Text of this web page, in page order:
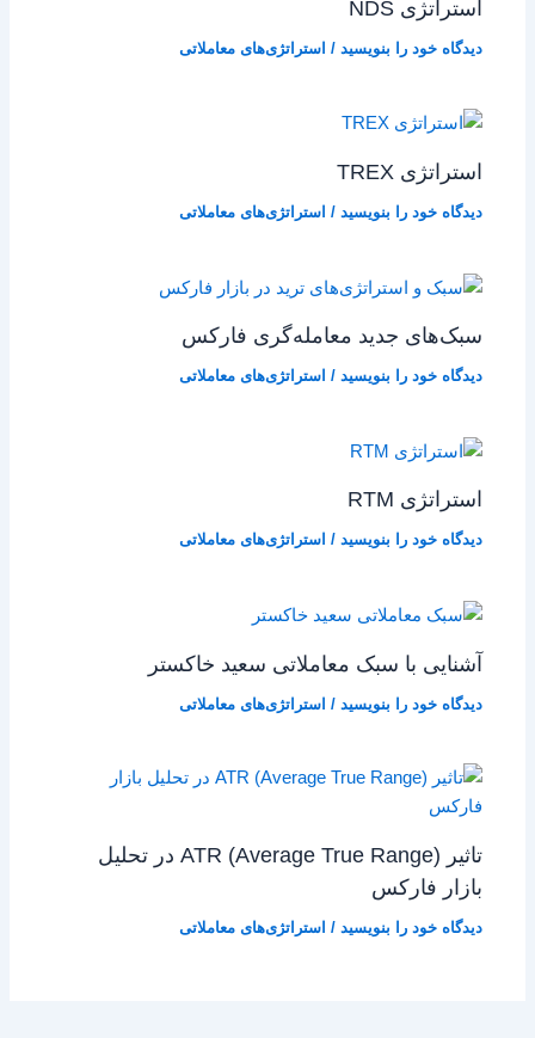
استراتژی NDS
دیدگاه‌ خود را بنویسید / استراتژی‌های معاملاتی
استراتژی TREX
دیدگاه‌ خود را بنویسید / استراتژی‌های معاملاتی
سبک‌های جدید معامله‌گری فارکس
دیدگاه‌ خود را بنویسید / استراتژی‌های معاملاتی
استراتژی RTM
دیدگاه‌ خود را بنویسید / استراتژی‌های معاملاتی
آشنایی با سبک معاملاتی سعید خاکستر
دیدگاه‌ خود را بنویسید / استراتژی‌های معاملاتی
تاثیر ATR (Average True Range) در تحلیل
بازار فارکس
دیدگاه‌ خود را بنویسید / استراتژی‌های معاملاتی